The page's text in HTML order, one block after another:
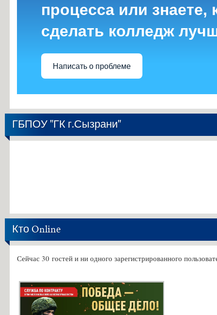
процесса или знаете,
сделать колледж
Написать о проблеме
ГБПОУ "ГК г.Сызрани"
Кто Online
Сейчас 30 гостей и ни одного зарегистрированного